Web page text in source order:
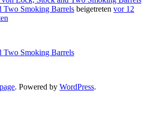
Two Smoking Barrels beigetreten vor 12
Two Smoking Barrels
page. Powered by WordPress.